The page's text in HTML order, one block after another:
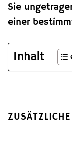
Sie
einer
Inhalt